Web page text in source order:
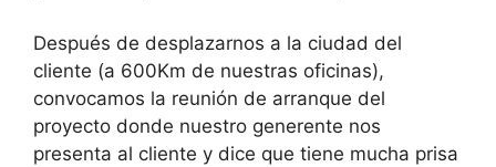
Después de desplazarnos a la ciudad del
cliente (a 600Km de nuestras oficinas),
convocamos la reunión de arranque del
proyecto donde nuestro generente nos
presenta al cliente y dice que tiene mucha prisa